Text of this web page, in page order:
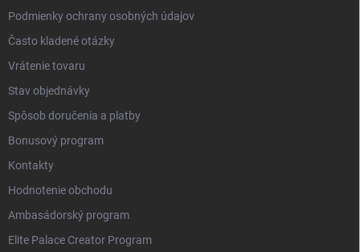
Podmienky ochrany osobných údajov
Často kladené otázky
Vrátenie tovaru
Stav objednávky
Spôsob doručenia a platby
Bonusový program
Kontakty
Hodnotenie obchodu
Ambasádorský program
Elite Palace Creator Program